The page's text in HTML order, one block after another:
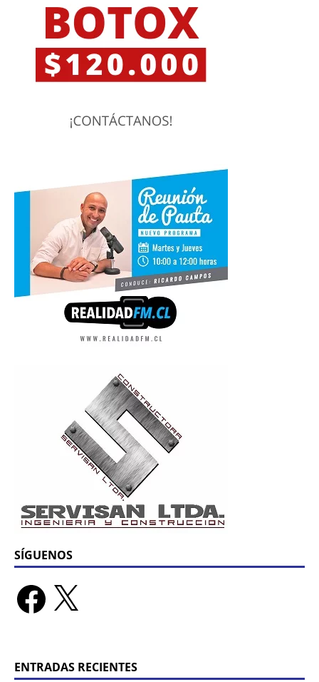
SÍGUENOS
ENTRADAS RECIENTES